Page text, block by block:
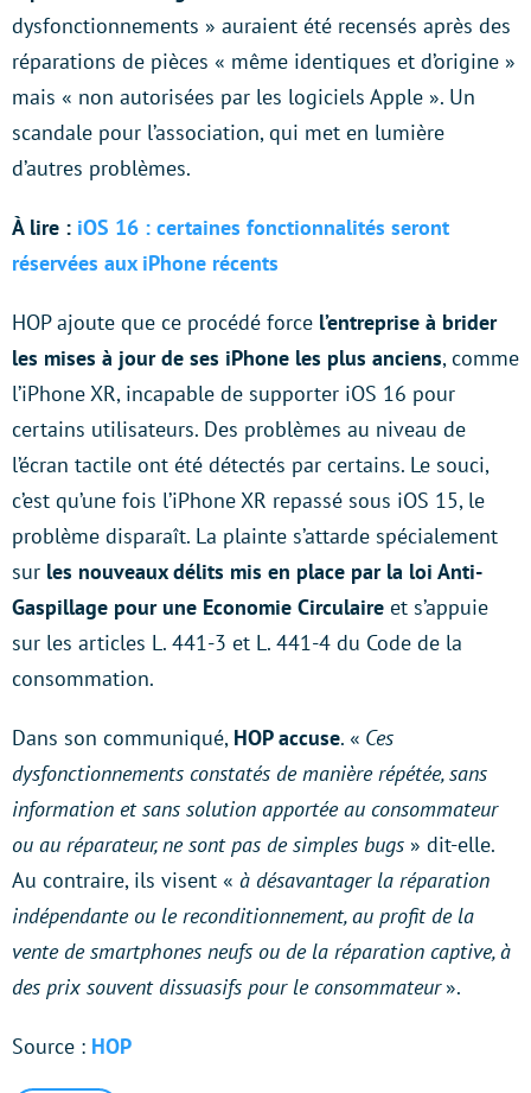
dysfonctionnements » auraient été recensés après des
réparations de pièces « même identiques et d’origine »
mais « non autorisées par les logiciels Apple ». Un
scandale pour l’association, qui met en lumière
d’autres problèmes.
À lire : iOS 16 : certaines fonctionnalités seront
réservées aux iPhone récents
HOP ajoute que ce procédé force l’entreprise à brider
les mises à jour de ses iPhone les plus anciens, comme
l’iPhone XR, incapable de supporter iOS 16 pour
certains utilisateurs. Des problèmes au niveau de
l’écran tactile ont été détectés par certains. Le souci,
c’est qu’une fois l’iPhone XR repassé sous iOS 15, le
problème disparaît. La plainte s’attarde spécialement
sur les nouveaux délits mis en place par la loi Anti-
Gaspillage pour une Economie Circulaire et s’appuie
sur les articles L. 441-3 et L. 441-4 du Code de la
consommation.
Dans son communiqué, HOP accuse. « Ces
dysfonctionnements constatés de manière répétée, sans
information et sans solution apportée au consommateur
ou au réparateur, ne sont pas de simples bugs » dit-elle.
Au contraire, ils visent « à désavantager la réparation
indépendante ou le reconditionnement, au profit de la
vente de smartphones neufs ou de la réparation captive, à
des prix souvent dissuasifs pour le consommateur».
Source : HOP